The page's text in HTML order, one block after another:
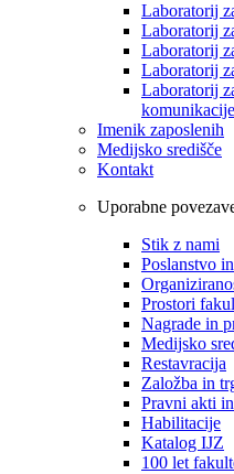
Laboratorij
Laboratorij
Laboratorij
Laboratorij
Laboratorij
Imenik zaposlenih
Medijsko središče
Kontakt
Uporabne
Stik z nami
Poslanstvo
Prostori
Nagrade in
Medijsko
Restavracija
Založba in
Pravni akti
Habilitacije
Katalog IJZ
100 let